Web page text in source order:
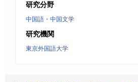
研究分野
中国語・中国文学
研究機関
東京外国語大学